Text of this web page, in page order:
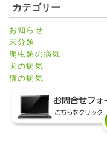
カテゴリー
お知らせ
未分類
爬虫類の病気
犬の病気
猫の病気